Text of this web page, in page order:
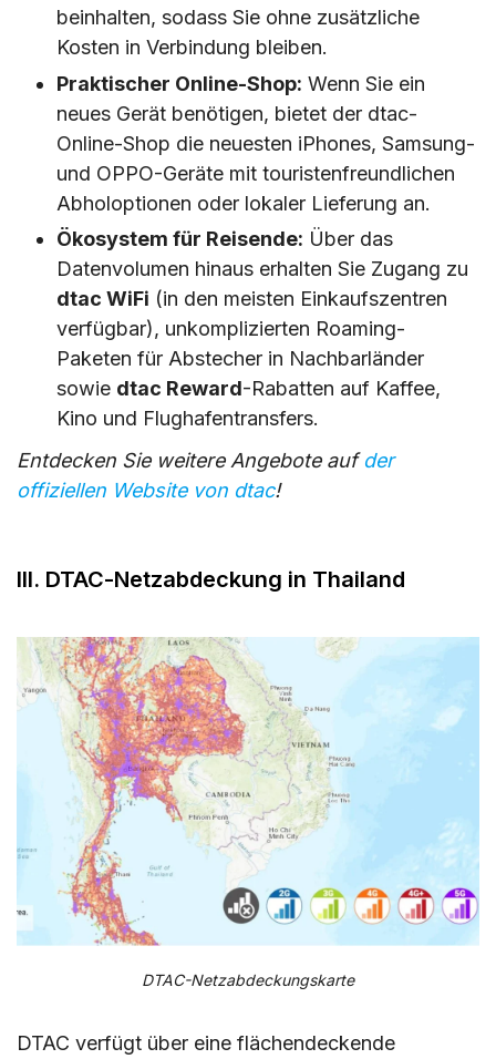
beinhalten, sodass Sie ohne zusätzliche
Kosten in Verbindung bleiben.
Praktischer Online-Shop: Wenn Sie ein
neues Gerät benötigen, bietet der dtac-
Online-Shop die neuesten iPhones, Samsung-
und OPPO-Geräte mit touristenfreundlichen
Abholoptionen oder lokaler Lieferung an.
Ökosystem für Reisende: Über das
Datenvolumen hinaus erhalten Sie Zugang zu
dtac WiFi (in den meisten Einkaufszentren
verfügbar), unkomplizierten Roaming-
Paketen für Abstecher in Nachbarländer
sowie dtac Reward-Rabatten auf Kaffee,
Kino und Flughafentransfers.
Entdecken Sie weitere Angebote aufder
offiziellen Website von dtac!
III. DTAC-Netzabdeckung in Thailand
DTAC-Netzabdeckungskarte
DTAC verfügt über eine flächendeckende